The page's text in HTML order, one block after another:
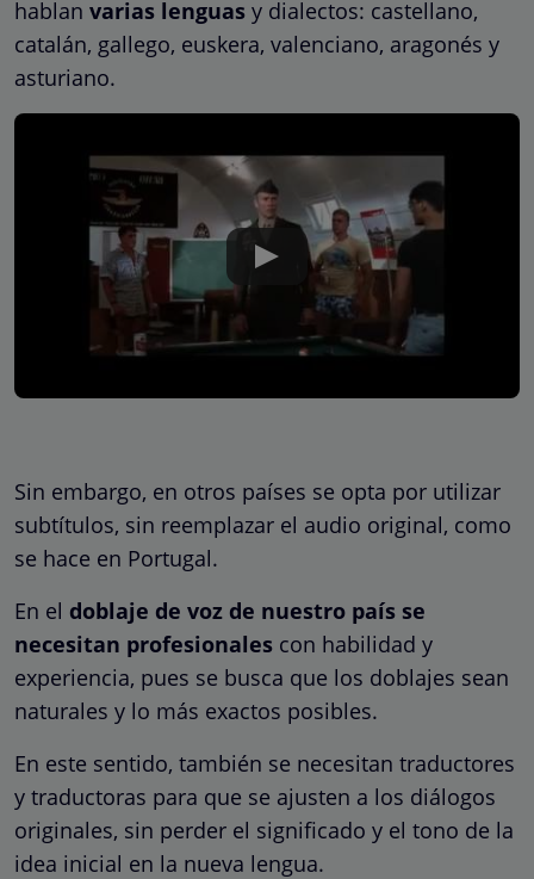
hablan varias lenguas y dialectos: castellano,
catalán, gallego, euskera, valenciano, aragonés y
asturiano.
Sin embargo, en otros países se opta por utilizar
subtítulos, sin reemplazar el audio original, como
se hace en Portugal.
En el doblaje de voz de nuestro país se
necesitan profesionales con habilidad y
experiencia, pues se busca que los doblajes sean
naturales y lo más exactos posibles.
En este sentido, también se necesitan traductores
y traductoras para que se ajusten a los diálogos
originales, sin perder el significado y el tono de la
idea inicial en la nueva lengua.